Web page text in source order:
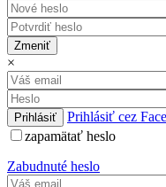
Zmeniť
×
Prihlásiť cez
zapamätať heslo
Zabudnuté heslo